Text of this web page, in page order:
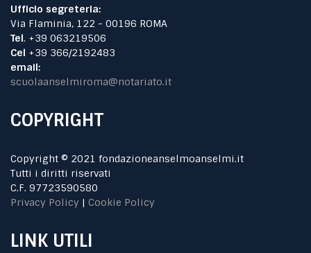
Ufficio segreteria:
Via Flaminia, 122 - 00196 ROMA
Tel. +39 063219506
Cel +39 366/2192483
email:
scuolaanselmiroma@notariato.it
COPYRIGHT
Copyright © 2021 fondazioneanselmoanselmi.it
Tutti i diritti riservati
C.F. 97723590580
Privacy Policy | Cookie Policy
LINK UTILI